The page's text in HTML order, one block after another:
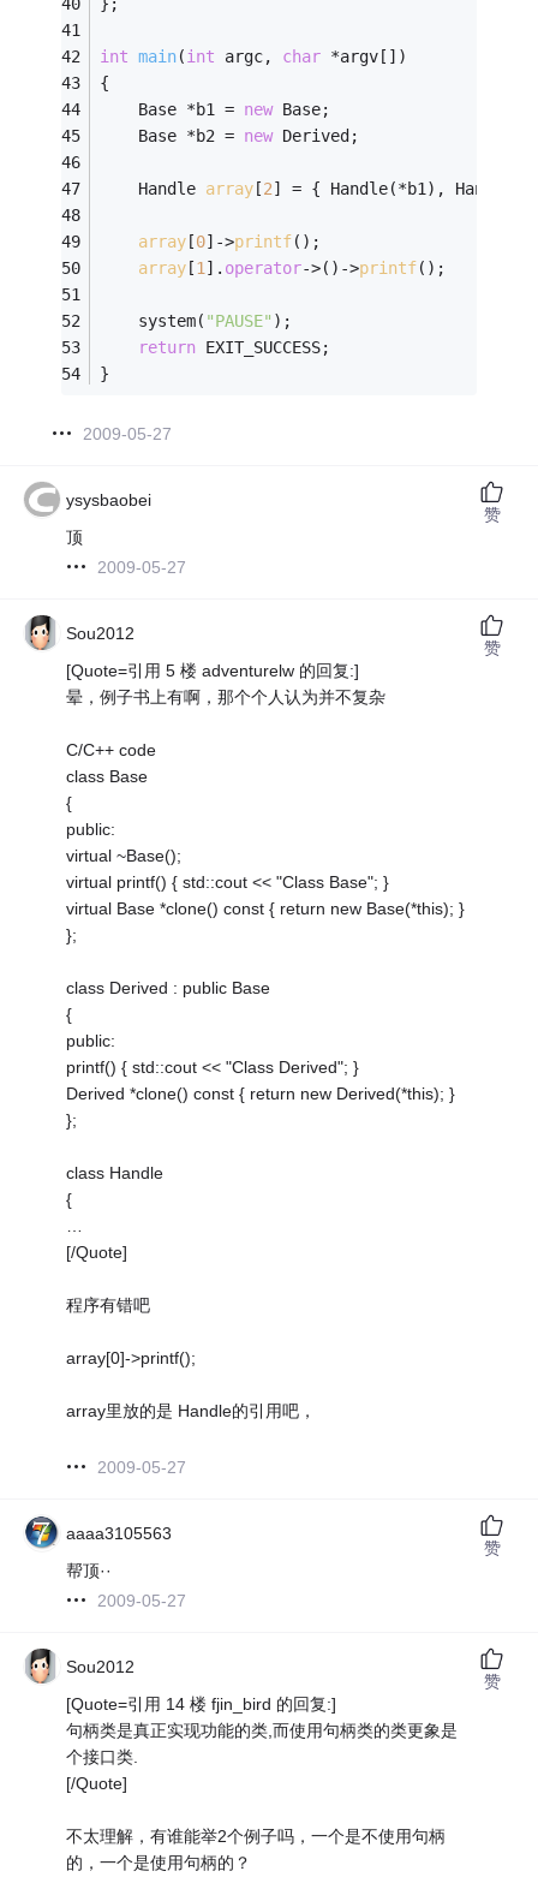
int main(int argc, char *argv[])
{
    Base *b1 =
new Base;
    Base *b2 =
new Derived;
    Handle
array[2] = { Handle(*b1),
array[0]->printf();
array[1 ]. operator->()->printf();
    system(
"PAUSE" );
return EXIT_SUCCESS;
}
2009-05-27
ysysbaobei
顶
2009-05-27
赞
Sou2012
[Quote=引用 5 楼 adventurelw 的回复:]
晕，例子书上有啊，那个个人认为并不复杂
C/C++ code
class Base
{
public:
virtual ~Base();
virtual printf() { std::cout << "Class Base"; }
virtual Base *clone() const { return new Base(*this); }
};
class Derived : public Base
{
public:
printf() { std::cout << "Class Derived"; }
Derived *clone() const { return new Derived(*this); }
};
class Handle
{
[/Quote]
程序有错吧
array[0]->printf();
array里放的是 Handle的引用吧，
2009-05-27
赞
aaaa3105563
帮顶··
2009-05-27
赞
Sou2012
[Quote=引用 14 楼 fjin_bird 的回复:]
句柄类是真正实现功能的类,而使用句柄类的类更象是
个接口类.
[/Quote]
不太理解，有谁能举2个例子吗，一个是不使用句柄
的，一个是使用句柄的？
赞